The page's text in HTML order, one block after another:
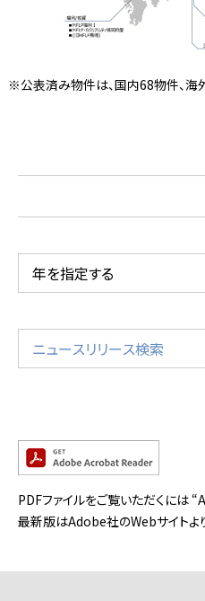
※公表済み物件は、国内68物件、
年を指定する
PDFファイルをご覧いただくには
最新版はAdobe社のWebサイトよ